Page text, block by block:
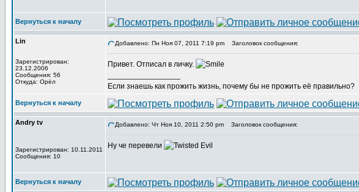
Вернуться к началу
Lin
Зарегистрирован:
23.12.2006
Сообщения: 56
Откуда: Орёл
Добавлено: Пн Ноя 07, 2011 7:19 pm Заголовок сообщения:
Привет. Отписал в личку.
Если знаешь как прожить жизнь, почему бы не прожить её правильно?
Вернуться к началу
Andry tv
Зарегистрирован: 10.11.2011
Сообщения: 10
Добавлено: Чт Ноя 10, 2011 2:50 pm Заголовок сообщения:
Ну че перевели
Вернуться к началу